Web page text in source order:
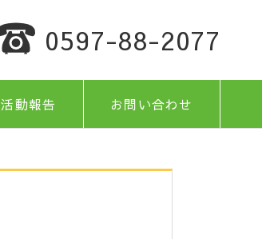
0597-88-2077
活動報告 お問い合わせ